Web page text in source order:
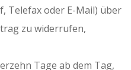
Telefax oder E-Mail) über
zu widerrufen,
Tage ab dem Tag,